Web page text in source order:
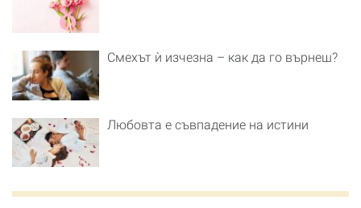
Смехът ѝ изчезна – как да го върнеш?
Любовта е съвпадение на истини